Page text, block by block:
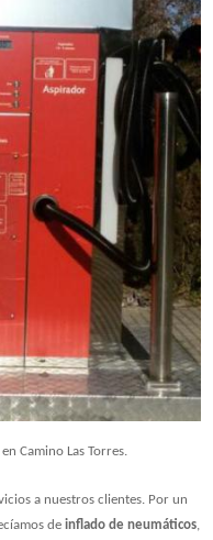
Camino Las Torres.
a nuestros clientes. Por un
deinflado de neumáticos